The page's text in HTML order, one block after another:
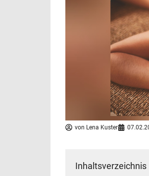
von Lena Kuster
Inhaltsverzeichnis